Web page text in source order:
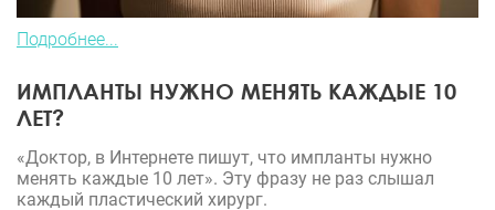
Подробнее...
ИМПЛАНТЫ НУЖНО МЕНЯТЬ КАЖДЫЕ 10
ЛЕТ?
«Доктор, в Интернете пишут, что импланты нужно
менять каждые 10 лет». Эту фразу не раз слышал
каждый пластический хирург.